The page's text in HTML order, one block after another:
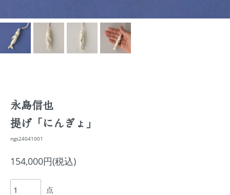
永島信也
提げ「にんぎょ」
ngs24041001
154,000円(税込)
点